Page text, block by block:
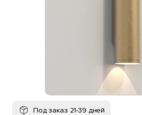
Под заказ 21-39 дней